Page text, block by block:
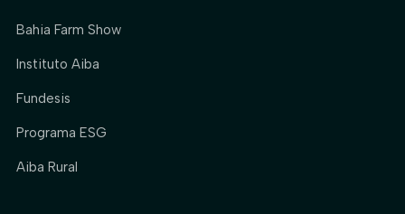
Bahia Farm Show
Instituto Aiba
Fundesis
Programa ESG
Aiba Rural